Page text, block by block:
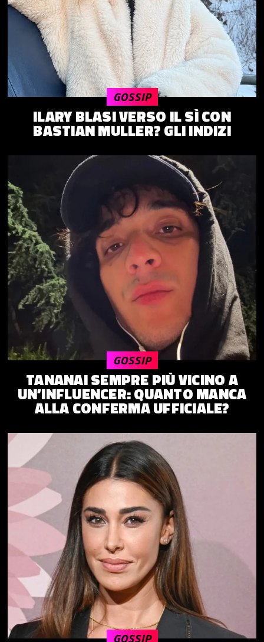
ILARY BLASI VERSO IL SÌ CON
BASTIAN MULLER? GLI INDIZI
GOSSIP
TANANAI SEMPRE PIÙ VICINO A
UN’INFLUENCER: QUANTO MANCA
ALLA CONFERMA UFFICIALE?
GOSSIP
GOSSIP